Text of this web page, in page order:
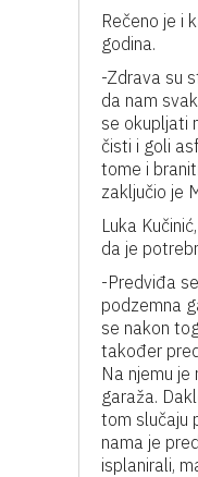
Rečeno je i
godina.
-Zdrava su
da nam
se okupljati
čisti i goli
tome i
zaključio je
Luka
da je
-Predviđa
podzemna
se nakon
također
Na njemu
garaža.
tom slučaju
nama je
isplanirali,